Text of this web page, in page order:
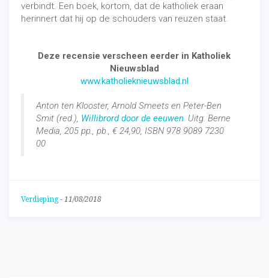
verbindt. Een boek, kortom, dat de katholiek eraan
herinnert dat hij op de schouders van reuzen staat.
Deze recensie verscheen eerder in Katholiek
Nieuwsblad
www.katholieknieuwsblad.nl
Anton ten Klooster, Arnold Smeets en Peter-Ben
Smit (red.), Willibrord door de eeuwen. Uitg. Berne
Media, 205 pp., pb., € 24,90, ISBN 978 9089 7230
00
Verdieping- 11/08/2018